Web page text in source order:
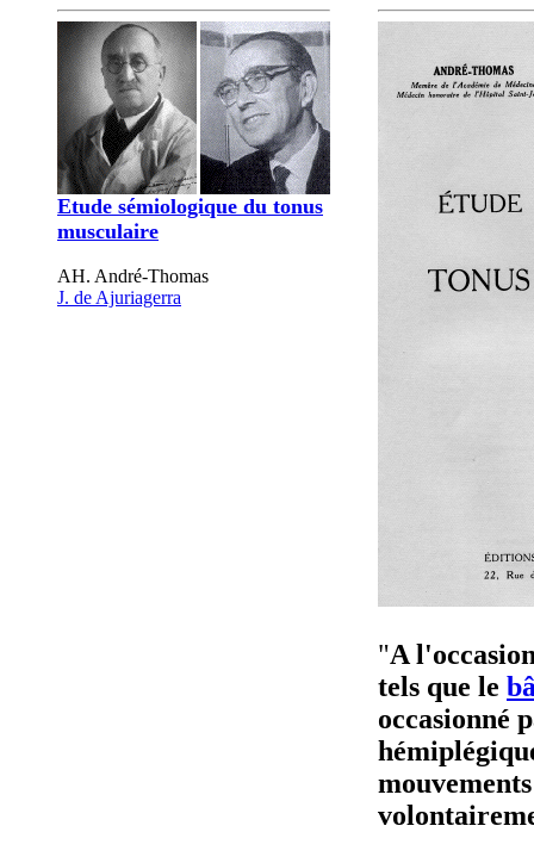
Etude sémiologique du tonus
musculaire
AH. André-Thomas
J. de Ajuriagerra
"A
tels que le
occasionné